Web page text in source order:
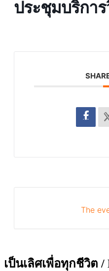
ประชุมบริกา
The
เป็นเลิศเพื่อทุกชีวิต /